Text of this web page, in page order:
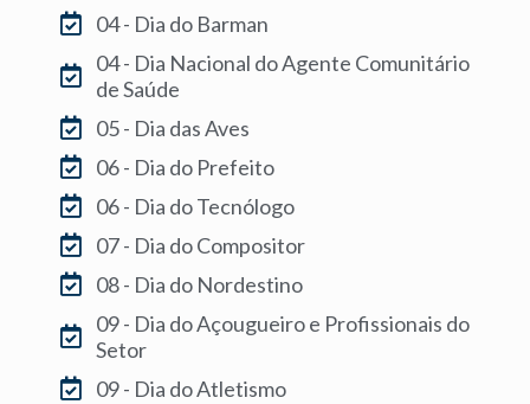
04 - Dia do Barman
04 - Dia Nacional do Agente Comunitário
de Saúde
05 - Dia das Aves
06 - Dia do Prefeito
06 - Dia do Tecnólogo
07 - Dia do Compositor
08 - Dia do Nordestino
09 - Dia do Açougueiro e Profissionais do
Setor
09 - Dia do Atletismo